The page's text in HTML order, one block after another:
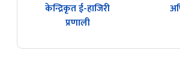
केन्द्रिकृत ई-हाजिरी
प्रणाली